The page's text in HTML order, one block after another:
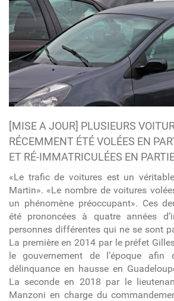
[MISE A JOUR] PLUSIEURS
RÉCEMMENT ÉTÉ VOLÉES EN
ET RÉ-IMMATRICULÉES EN
«Le trafic de voitures est un
Martin». «Le nombre de voitures
un phénomène préoccupant». Ces
été prononcées à quatre années
personnes différentes qui ne se sont
La première en 2014 par le préfet
le gouvernement de l’époque
délinquance en hausse en
La seconde en 2018 par le
Manzoni en charge du